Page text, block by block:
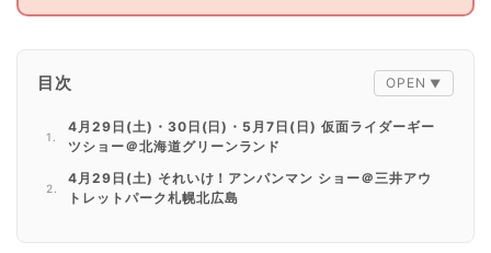
目次
4月29日(土)・30日(日)・5月7日(日) 仮面ライダーギー
ツショー＠北海道グリーンランド
4月29日(土) それいけ！アンパンマン ショー＠三井アウ
トレットパーク札幌北広島